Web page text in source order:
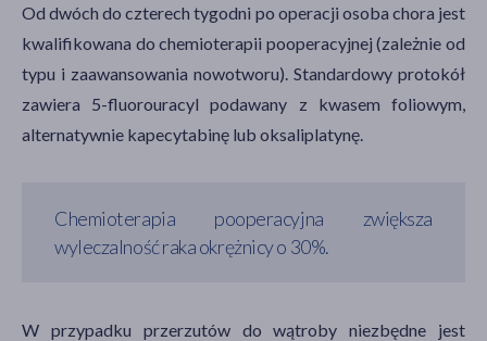
Od dwóch do czterech tygodni po operacji osoba chora jest
kwalifikowana do chemioterapii pooperacyjnej (zależnie od
typu i zaawansowania nowotworu). Standardowy protokół
zawiera 5-fluorouracyl podawany z kwasem foliowym,
alternatywnie kapecytabinę lub oksaliplatynę.
Chemioterapia pooperacyjna zwiększa
wyleczalność raka okrężnicy o 30%.
W przypadku przerzutów do wątroby niezbędne jest